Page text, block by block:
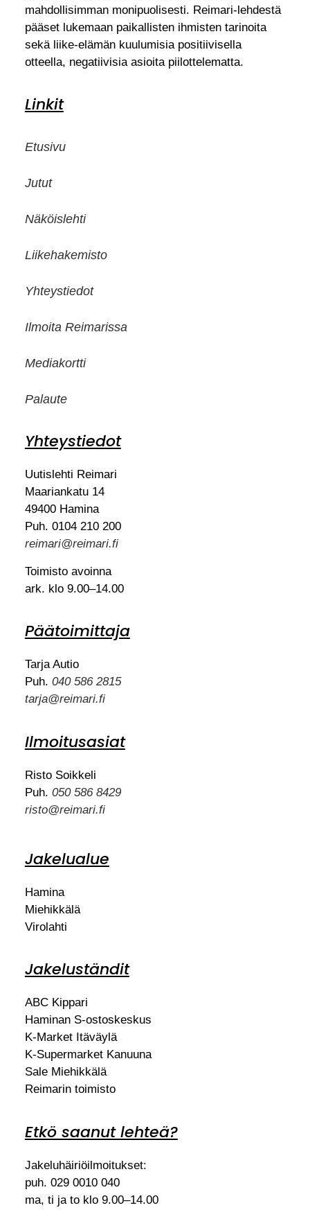
mahdollisimman monipuolisesti. Reimari-lehdestä
pääset lukemaan paikallisten ihmisten tarinoita
sekä liike-elämän kuulumisia positiivisella
otteella, negatiivisia asioita piilottelematta.
Linkit
Etusivu
Jutut
Näköislehti
Liikehakemisto
Yhteystiedot
Ilmoita Reimarissa
Mediakortti
Palaute
Yhteystiedot
Uutislehti Reimari
Maariankatu 14
49400 Hamina
Puh. 0104 210 200
reimari@reimari.fi
Toimisto avoinna
ark. klo 9.00–14.00
Päätoimittaja
Tarja Autio
Puh. 040 586 2815
tarja@reimari.fi
Ilmoitusasiat
Risto Soikkeli
Puh. 050 586 8429
risto@reimari.fi
Jakelualue
Hamina
Miehikkälä
Virolahti
Jakeluständit
ABC Kippari
Haminan S-ostoskeskus
K-Market Itäväylä
K-Supermarket Kanuuna
Sale Miehikkälä
Reimarin toimisto
Etkö saanut lehteä?
Jakeluhäiriöilmoitukset:
puh. 029 0010 040
ma, ti ja to klo 9.00–14.00